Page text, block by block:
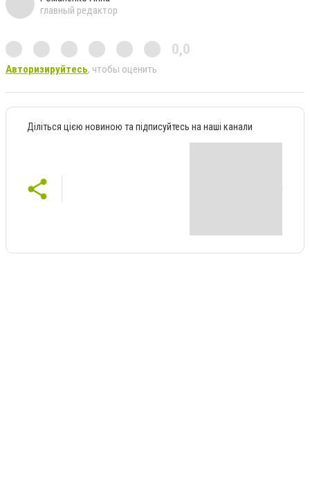
главный редактор
0,0
Авторизируйтесь, чтобы оценить
Діліться цією новиною та підписуйтесь на наші канали